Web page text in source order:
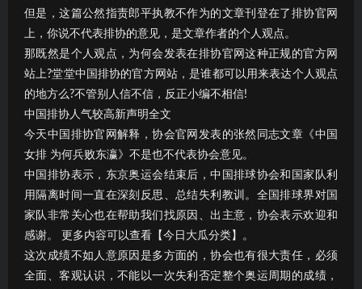
但是，这篇公然指责郎平执教不作为的文章刊登在了排协官网
上，你说不代表排协的意见，是文章作者的个人观点。
那既然是个人观点，为何会发表在排协官网这种正规的官方网
站上?堂堂中国排协的官方网站，是谁都可以用来表达个人观点
的地方么?不管别人信不信，反正小编不相信!
中国排协人气较高新声明全文
今天中国排协官网解释，协会官网发表的张然同志文章《中国
女排 为何兵败东瀛》不是也不代表协会意见。
中国排协表示，东京奥运会结束后，中国排球协会和国家队利
用隔离时间一直在深刻反思、总结失利教训。全国排球界对国
家队非常关心也在帮助我们找原因、出主意，协会表示欢迎和
感谢。 更多内容可以查看【今日大瓜分类】。
这次成绩不如人意原因是多方面的，协会也有很大责任，必须
全面、客观认识，不能以一次失利否定整个奥运周期的成绩，